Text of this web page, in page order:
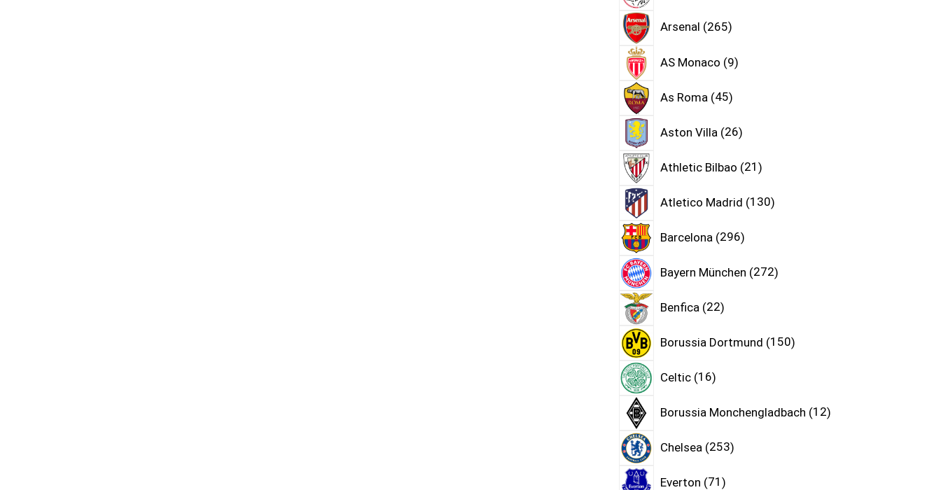
Arsenal 265
AS Monaco 9
As Roma 45
Aston Villa 26
Athletic Bilbao 21
Atletico Madrid 130
Barcelona 296
Bayern München 272
Benfica 22
Borussia Dortmund 150
Celtic 16
Borussia Monchengladbach 12
Chelsea 253
Everton 71